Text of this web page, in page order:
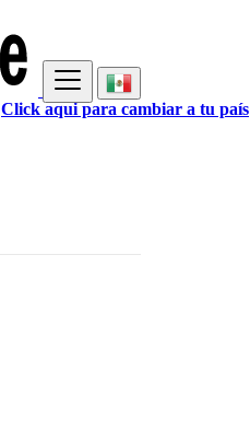
Click aqui para cambiar a tu país